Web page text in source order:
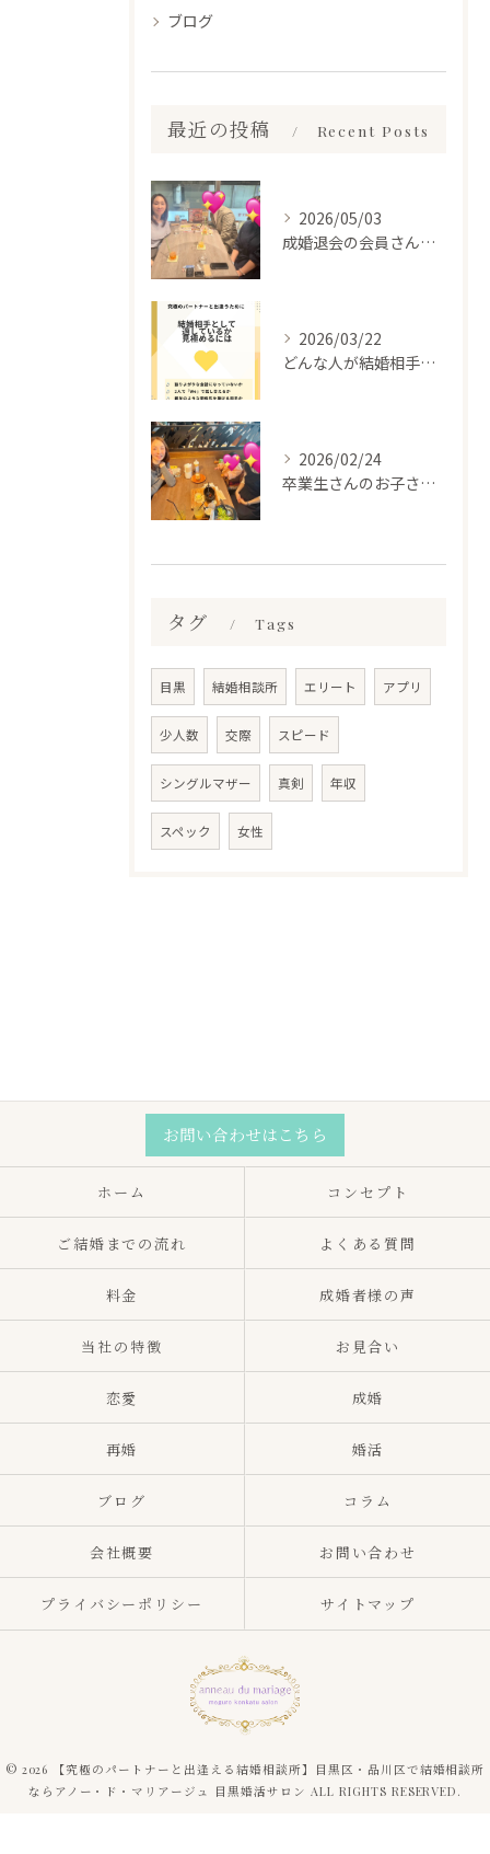
ブログ
最近の投稿 Recent Posts
2026/05/03
成婚退会の会員さんとお会いして来ました✨
2026/03/22
どんな人が結婚相手だといいのか
2026/02/24
卒業生さんのお子さんに会って来ました✨
タグ Tags
目黒 結婚相談所 エリート アプリ
少人数 交際 スピード
シングルマザー 真剣 年収
スペック 女性
お問い合わせはこちら
ホーム コンセプト
ご結婚までの流れ よくある質問
料金 成婚者様の声
当社の特徴 お見合い
恋愛 成婚
再婚 婚活
ブログ コラム
会社概要 お問い合わせ
プライバシーポリシー サイトマップ
© 2026 【究極のパートナーと出逢える結婚相談所】目黒区・品川区で結婚相談所
ならアノー・ド・マリアージュ 目黒婚活サロン ALL RIGHTS RESERVED.